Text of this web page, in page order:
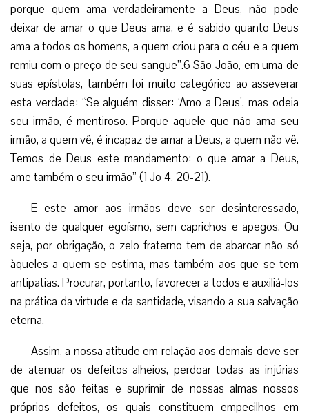
porque quem ama verdadeiramente a Deus, não pode
deixar de amar o que Deus ama, e é sabido quanto Deus
ama a todos os homens, a quem criou para o céu e a quem
remiu com o preço de seu sangue”.6 São João, em uma de
suas epístolas, também foi muito categórico ao asseverar
esta verdade: “Se alguém disser: ‘Amo a Deus’, mas odeia
seu irmão, é mentiroso. Porque aquele que não ama seu
irmão, a quem vê, é incapaz de amar a Deus, a quem não vê.
Temos de Deus este mandamento: o que amar a Deus,
ame também o seu irmão” (1 Jo 4, 20-21).
E este amor aos irmãos deve ser desinteressado,
isento de qualquer egoísmo, sem caprichos e apegos. Ou
seja, por obrigação, o zelo fraterno tem de abarcar não só
àqueles a quem se estima, mas também aos que se tem
antipatias. Procurar, portanto, favorecer a todos e auxiliá-los
na prática da virtude e da santidade, visando a sua salvação
eterna.
Assim, a nossa atitude em relação aos demais deve ser
de atenuar os defeitos alheios, perdoar todas as injúrias
que nos são feitas e suprimir de nossas almas nossos
próprios defeitos, os quais constituem empecilhos em